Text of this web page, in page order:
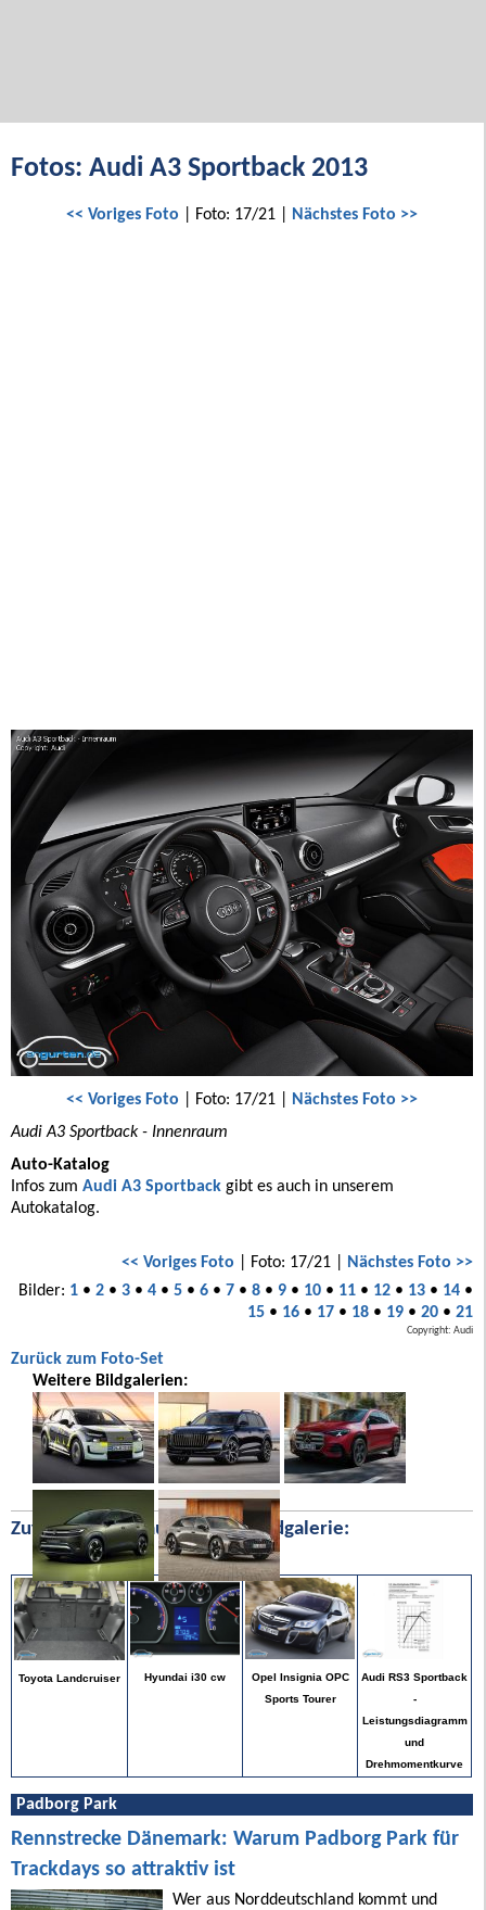
Fotos: Audi A3 Sportback 2013
<< Voriges Foto | Foto: 17/21 | Nächstes Foto >>
<< Voriges Foto | Foto: 17/21 | Nächstes Foto >>
Audi A3 Sportback - Innenraum
Auto-Katalog
Infos zum Audi A3 Sportback gibt es auch in unserem
Autokatalog.
<< Voriges Foto | Foto: 17/21 | Nächstes Foto >>
Bilder: 1• 2• 3• 4• 5• 6• 7• 8• 9• 10• 11• 12• 13• 14•
15• 16• 17• 18• 19• 20• 21
Copyright: Audi
Zurück zum Foto-Set
Weitere Bildgalerien:
Zufällige Bilder aus unserer Bildgalerie:
Toyota Landcruiser Hyundai i30 cw
Opel Insignia OPC
Sports Tourer
Audi RS3 Sportback
-
Leistungsdiagramm
und
Drehmomentkurve
Padborg Park
Rennstrecke Dänemark: Warum Padborg Park für
Trackdays so attraktiv ist
Wer aus Norddeutschland kommt und